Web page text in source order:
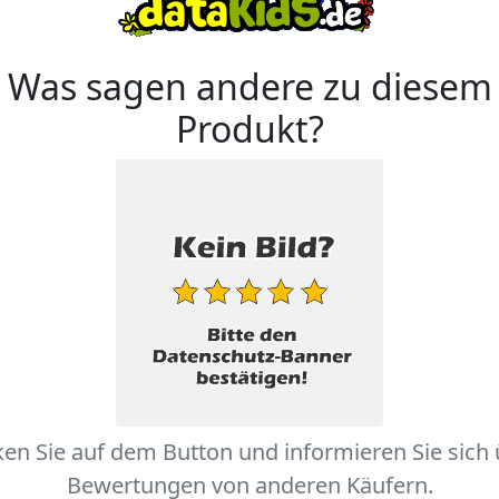
Was sagen andere zu diesem
Produkt?
Sie auf dem Button und informieren Sie sich
Bewertungen von anderen Käufern.